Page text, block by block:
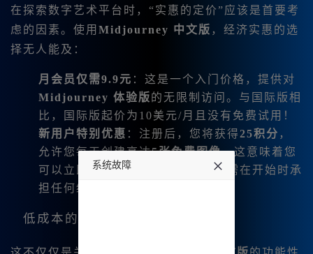
在探索数字艺术平台时，“实惠的定价”应该是首要考
虑的因素。使用 Midjourney 中文版 ，经济实惠的选
择无人能及：
月会员仅需9.9元 ：这是一个入门价格，提供对
Midjourney 体验版的无限制访问。与国际版相
比，国际版起价为10美元/月且没有免费试用！
新用户特别优惠 ：注册后，您将获得25积分 ，
允许您每天创建高达5张免费图像。这意味着您
可以立即开始您的艺术旅程，而无需在开始时承
担任何经济负担！
低成本的全面功能
系统故障